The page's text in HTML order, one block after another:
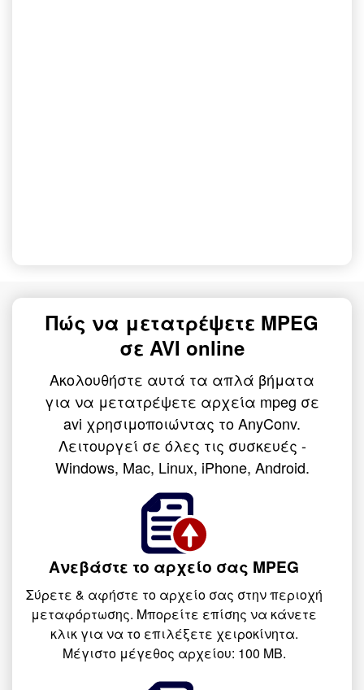
Πώς να μετατρέψετε MPEG
σε AVI online
Ακολουθήστε αυτά τα απλά βήματα
για να μετατρέψετε αρχεία mpeg σε
avi χρησιμοποιώντας το AnyConv.
Λειτουργεί σε όλες τις συσκευές -
Windows, Mac, Linux, iPhone, Android.
Ανεβάστε το αρχείο σας MPEG
Σύρετε & αφήστε το αρχείο σας στην περιοχή
μεταφόρτωσης. Μπορείτε επίσης να κάνετε
κλικ για να το επιλέξετε χειροκίνητα.
Μέγιστο μέγεθος αρχείου: 100 MB.